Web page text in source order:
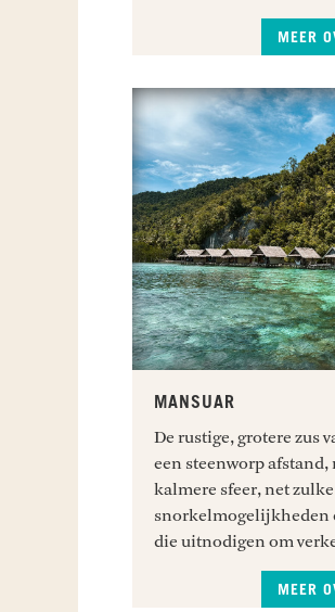
MEER
MANSUAR
De rustige, grotere zus
een steenworp afstand,
kalmere sfeer, net
snorkelmogelijkheden
die uitnodigen om
MEER